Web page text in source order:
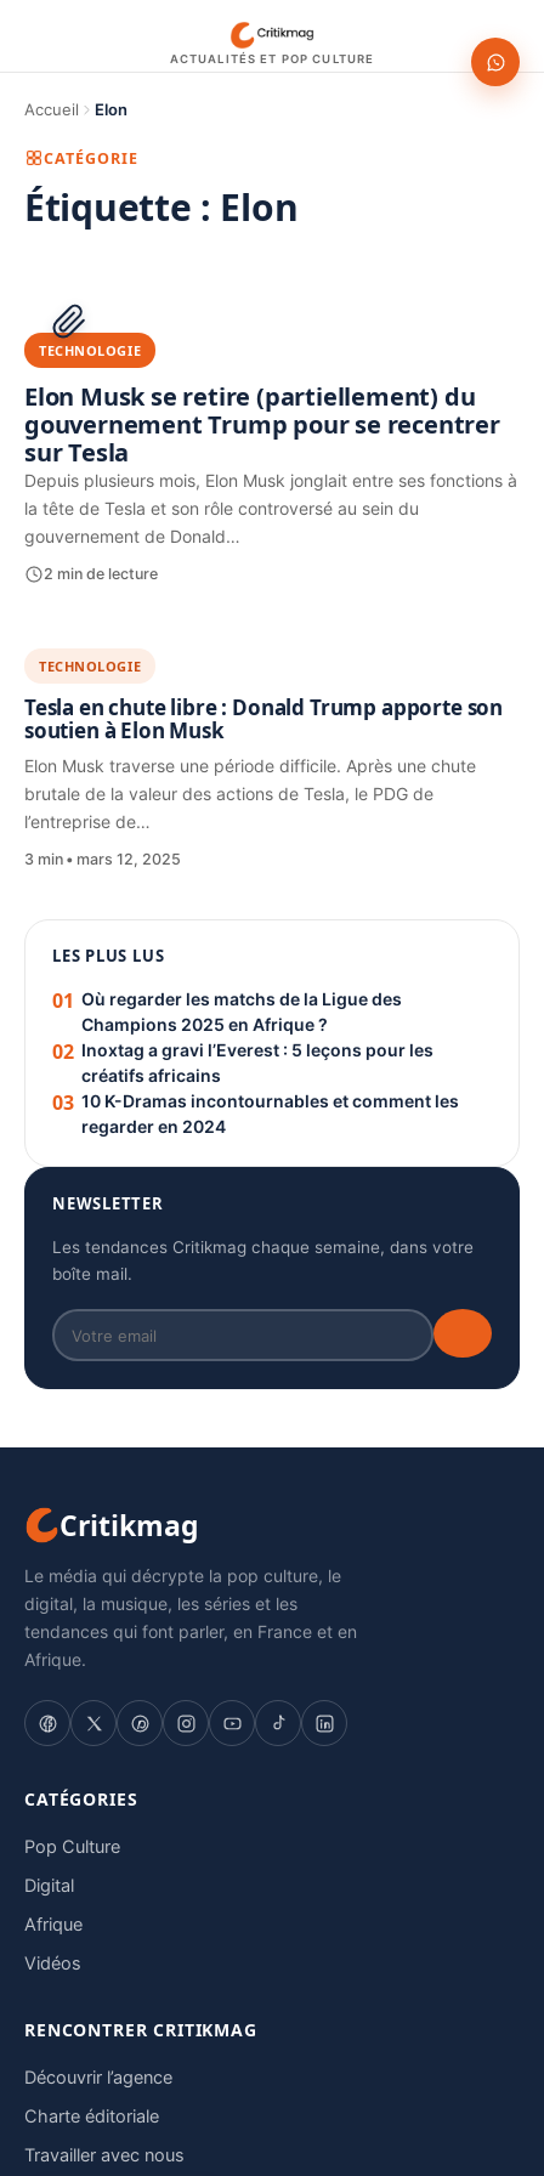
ACTUALITÉS ET POP CULTURE
Accueil Elon
CATÉGORIE
Étiquette : Elon
PUBLICITÉ
TECHNOLOGIE
Elon Musk se retire (partiellement) du
gouvernement Trump pour se recentrer
sur Tesla
Depuis plusieurs mois, Elon Musk jonglait entre ses fonctions à
la tête de Tesla et son rôle controversé au sein du
gouvernement de Donald…
2 min de lecture
TECHNOLOGIE
Tesla en chute libre : Donald Trump apporte son
soutien à Elon Musk
Elon Musk traverse une période difficile. Après une chute
brutale de la valeur des actions de Tesla, le PDG de
l’entreprise de…
3 min mars 12, 2025
PUBLICITÉ
LES PLUS LUS
01 Où regarder les matchs de la Ligue des
Champions 2025 en Afrique ?
02 Inoxtag a gravi l’Everest : 5 leçons pour les
créatifs africains
03 10 K-Dramas incontournables et comment les
regarder en 2024
NEWSLETTER
Les tendances Critikmag chaque semaine, dans votre
boîte mail.
Critikmag
Le média qui décrypte la pop culture, le
digital, la musique, les séries et les
tendances qui font parler, en France et en
Afrique.
CATÉGORIES
Pop Culture
Digital
Afrique
Vidéos
RENCONTRER CRITIKMAG
Découvrir l’agence
Charte éditoriale
Travailler avec nous